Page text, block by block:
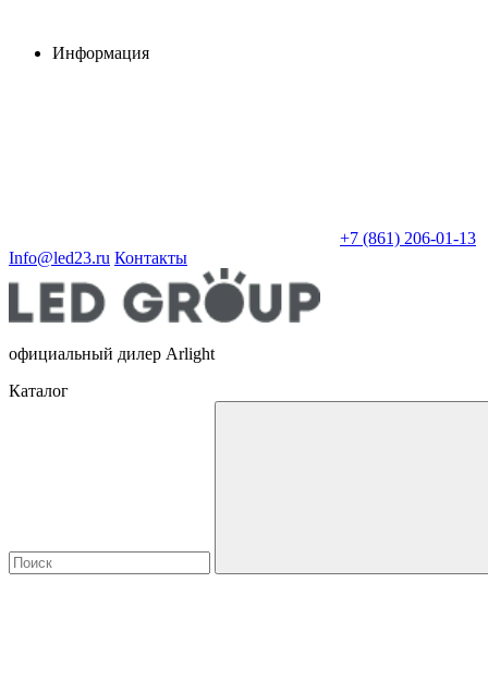
Информация
+7 (861) 206-01-13
Info@led23.ru Контакты
официальный дилер Arlight
Каталог